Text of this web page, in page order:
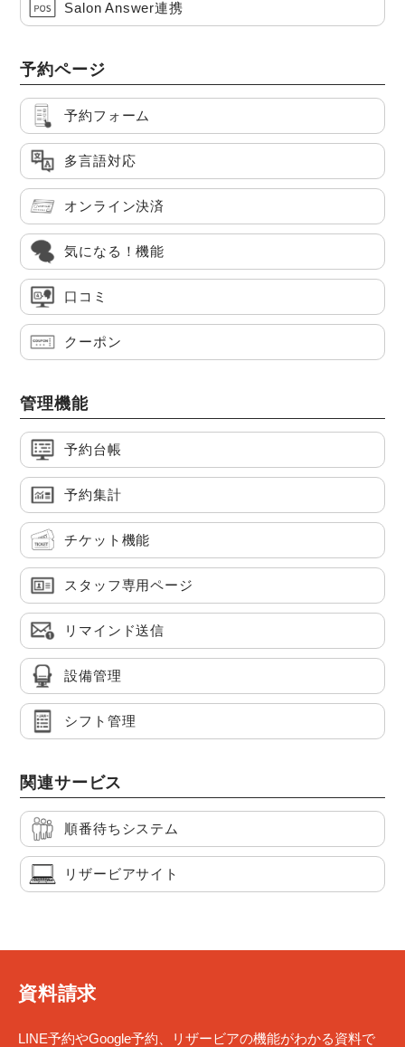
Salon Answer連携
予約ページ
予約フォーム
多言語対応
オンライン決済
気になる！機能
口コミ
クーポン
管理機能
予約台帳
予約集計
チケット機能
スタッフ専用ページ
リマインド送信
設備管理
シフト管理
関連サービス
順番待ちシステム
リザービアサイト
資料請求
LINE予約やGoogle予約、リザービアの機能がわかる資料で